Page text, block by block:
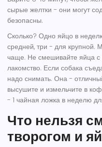
сырые желтки - они могут
безопасны.
Сколько? Одно яйцо в
средней, три - для крупной.
чаще. Не смешивайте яйца с
лакомство. Если собака
надо снимать. Она -
высушите и измельчите в
- 1 чайная ложка в неделю
Что нельзя
творогом и